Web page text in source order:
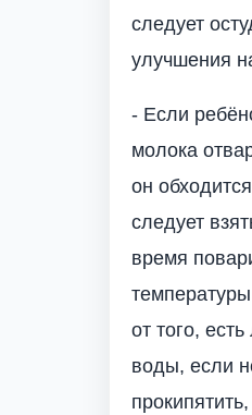
следует
улучшения
- Если
молока
он
следует
время
от того,
воды, если